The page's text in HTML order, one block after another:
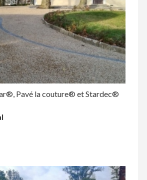
Pavé la couture® et Stardec®